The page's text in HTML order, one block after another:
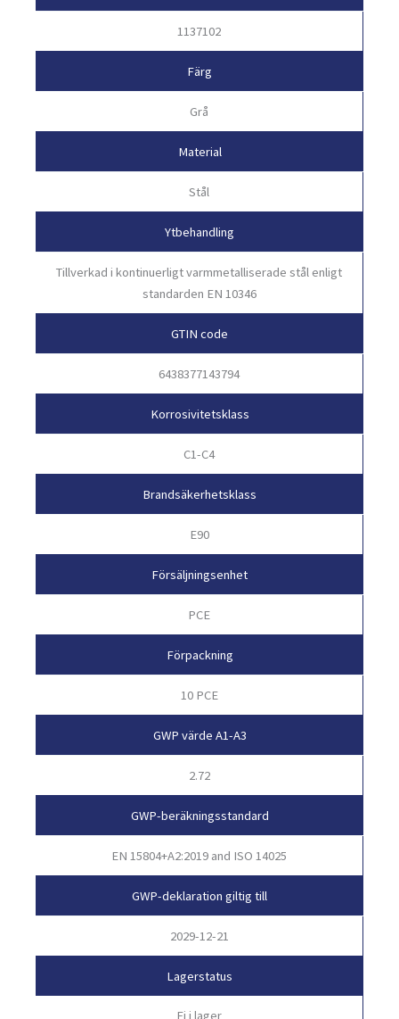
1137102
Färg
Grå
Material
Stål
Ytbehandling
Tillverkad i kontinuerligt varmmetalliserade stål enligt
standarden EN 10346
GTIN code
6438377143794
Korrosivitetsklass
C1-C4
Brandsäkerhetsklass
E90
Försäljningsenhet
PCE
Förpackning
10 PCE
GWP värde A1-A3
2.72
GWP-beräkningsstandard
EN 15804+A2:2019 and ISO 14025
GWP-deklaration giltig till
2029-12-21
Lagerstatus
Ej i lager